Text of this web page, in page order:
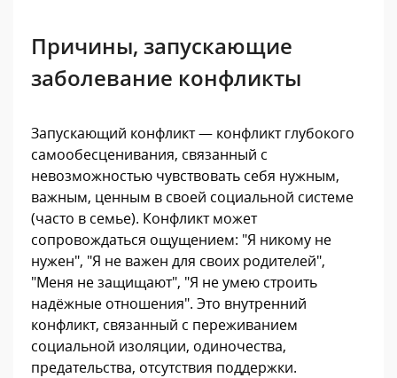
Причины, запускающие
заболевание конфликты
Запускающий конфликт — конфликт глубокого
самообесценивания, связанный с
невозможностью чувствовать себя нужным,
важным, ценным в своей социальной системе
(часто в семье). Конфликт может
сопровождаться ощущением: "Я никому не
нужен", "Я не важен для своих родителей",
"Меня не защищают", "Я не умею строить
надёжные отношения". Это внутренний
конфликт, связанный с переживанием
социальной изоляции, одиночества,
предательства, отсутствия поддержки.